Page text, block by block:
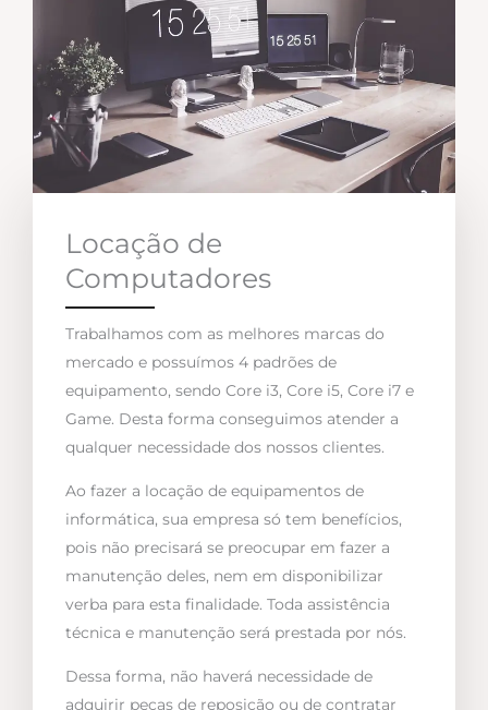
Locação de
Computadores
Trabalhamos com as melhores marcas do
mercado e possuímos 4 padrões de
equipamento, sendo Core i3, Core i5, Core i7 e
Game. Desta forma conseguimos atender a
qualquer necessidade dos nossos clientes.
Ao fazer a locação de equipamentos de
informática, sua empresa só tem benefícios,
pois não precisará se preocupar em fazer a
manutenção deles, nem em disponibilizar
verba para esta finalidade. Toda assistência
técnica e manutenção será prestada por nós.
Dessa forma, não haverá necessidade de
adquirir peças de reposição ou de contratar